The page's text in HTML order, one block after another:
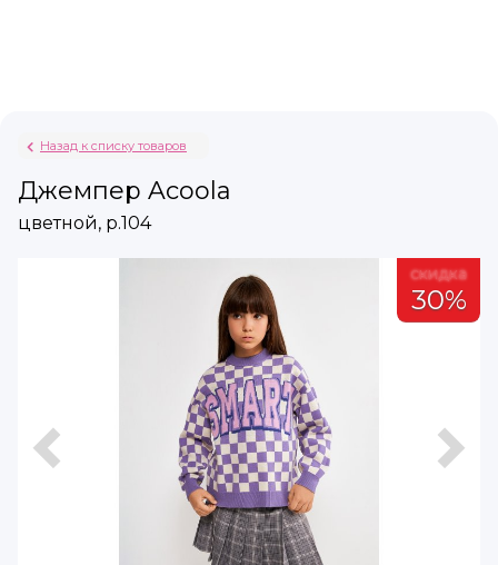
Назад к списку товаров
Джемпер Acoola
цветной, р.104
скидка
30%